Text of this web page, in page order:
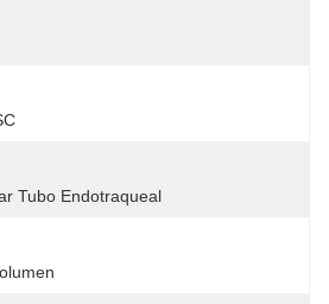
Tubo Endotraqueal